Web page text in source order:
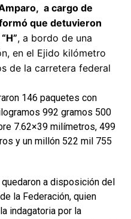
a cargo de
que detuvieron
, a bordo de una
en el Ejido kilómetro
de la carretera federal
146 paquetes con
992 gramos 500
7.62×39 milímetros, 499
y un millón 522 mil 755
a disposición del
la Federación, quien
indagatoria por la